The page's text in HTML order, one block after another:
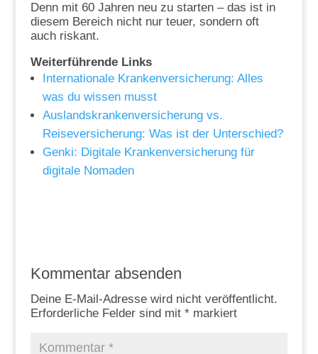
Denn mit 60 Jahren neu zu starten – das ist in
diesem Bereich nicht nur teuer, sondern oft
auch riskant.
Weiterführende Links
Internationale Krankenversicherung: Alles
was du wissen musst
Auslandskrankenversicherung vs.
Reiseversicherung: Was ist der Unterschied?
Genki: Digitale Krankenversicherung für
digitale Nomaden
Kommentar absenden
Deine E-Mail-Adresse wird nicht veröffentlicht.
Erforderliche Felder sind mit *markiert